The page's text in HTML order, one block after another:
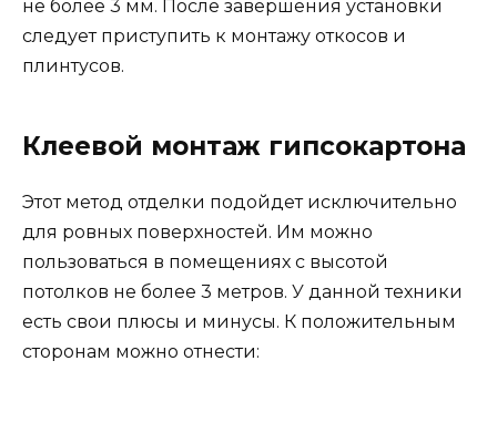
не более 3 мм. После завершения установки
следует приступить к монтажу откосов и
плинтусов.
Клеевой монтаж гипсокартона
Этот метод отделки подойдет исключительно
для ровных поверхностей. Им можно
пользоваться в помещениях с высотой
потолков не более 3 метров. У данной техники
есть свои плюсы и минусы. К положительным
сторонам можно отнести: